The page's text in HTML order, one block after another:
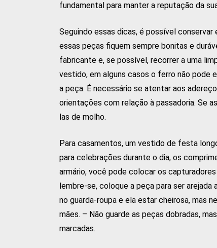
fundamental para manter a reputação da
Seguindo essas dicas, é possível
essas peças fiquem sempre bonitas e
fabricante e, se possível, recorrer a uma
vestido, em alguns casos o ferro não pode
a peça. É necessário se atentar aos
orientações com relação à passadoria. Se
las de molho.
Para casamentos, um vestido de festa
para celebrações durante o dia, os
armário, você pode colocar os
lembre-se, coloque a peça para ser
no guarda-roupa e ela estar cheirosa, mas
mães. – Não guarde as peças dobradas,
marcadas.